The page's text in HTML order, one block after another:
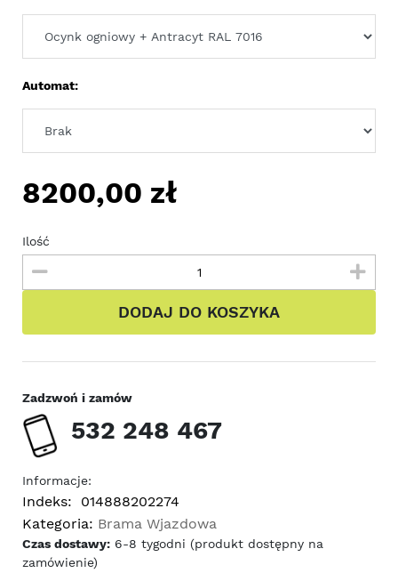
Automat:
8200,00 zł
Ilość
DODAJ DO KOSZYKA
Zadzwoń i zamów
532 248 467
Informacje:
Indeks:
014888202274
Kategoria: Brama Wjazdowa
Czas dostawy: 6-8 tygodni (produkt dostępny na
zamówienie)